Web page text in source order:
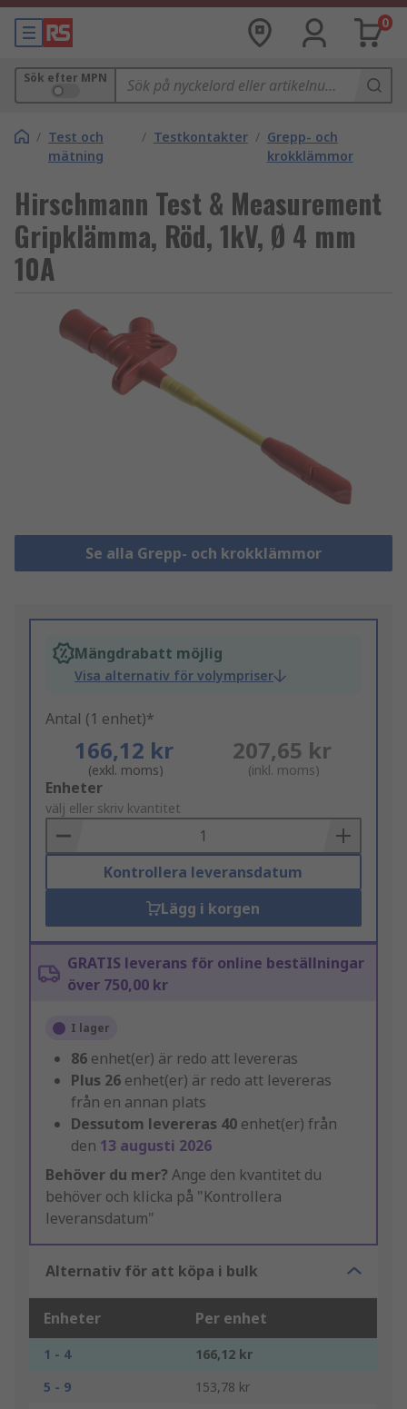
0
Sök efter MPN
/ Test och
mätning
/ Testkontakter / Grepp- och
krokklämmor
Hirschmann Test & Measurement
Gripklämma, Röd, 1kV, Ø 4 mm
10A
Se alla Grepp- och krokklämmor
Mängdrabatt möjlig
Visa alternativ för volympriser
Antal (1 enhet)*
166,12 kr
(exkl. moms)
207,65 kr
(inkl. moms)
Add
to
Basket
Enheter
välj eller skriv kvantitet
Kontrollera leveransdatum
Lägg i korgen
GRATIS leverans för online beställningar
över 750,00 kr
I lager
86 enhet(er) är redo att levereras
Plus 26 enhet(er) är redo att levereras
från en annan plats
Dessutom levereras 40 enhet(er) från
den 13 augusti 2026
Behöver du mer? Ange den kvantitet du
behöver och klicka på "Kontrollera
leveransdatum"
Alternativ för att köpa i bulk
Enheter Per enhet
1 - 4
166,12 kr
5 - 9
153,78 kr